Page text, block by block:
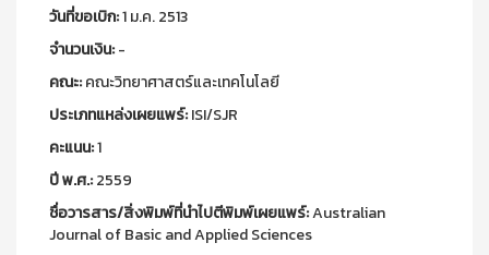
วันที่ขอเบิก:1 ม.ค. 2513
จำนวนเงิน:-
คณะ:คณะวิทยาศาสตร์และเทคโนโลยี
ประเภทแหล่งเผยแพร์:ISI/SJR
คะแนน:1
ปี พ.ศ.:2559
ชื่อวารสาร/สิ่งพิมพ์ที่นำไปตีพิมพ์เผยแพร์:Australian
Journal of Basic and Applied Sciences